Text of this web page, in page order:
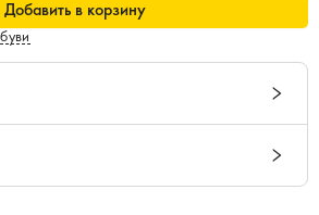
Добавить в корзину